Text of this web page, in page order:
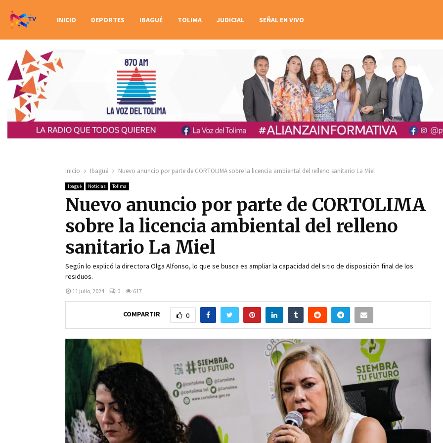
INICIO DEPORTES IBAGUÉ TOLIMA JUDICIAL SEÑAL EN VIVO
Inicio Ibagué Nuevo anuncio por parte de CORTOLIMA sobre la licencia ambiental del relleno sanitario La Miel
Ibagué Noticias Tolima
Nuevo anuncio por parte de CORTOLIMA
sobre la licencia ambiental del relleno
sanitario La Miel
Según lo explicó la directora Olga Alfonso, lo que se busca es ampliar la capacidad del sitio de disposición final de los
residuos.
11 julio, 2024 0 617
COMPARTIR 0